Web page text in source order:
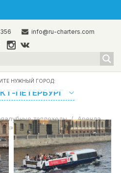
info@ru-charters.com
НУЖНЫЙ ГОРОД:
ПЕТЕРБУРГ
теплоходы / Аренда
в Санкт- Петербурге